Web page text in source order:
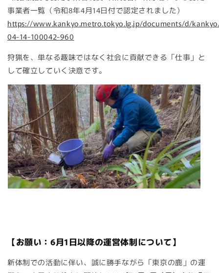
事業者一覧（令和8年4月14日付で認定されました）
https://www.kankyo.metro.tokyo.lg.jp/documents/d/
04-14-100042-960
狩猟を、単なる趣味ではなく社会に貢献できる「仕事」と
して確立していく決意です。
【お願い：6月1日以降の運営体制について】
新体制での活動に伴い、誠に勝手ながら「東京の鹿」の運